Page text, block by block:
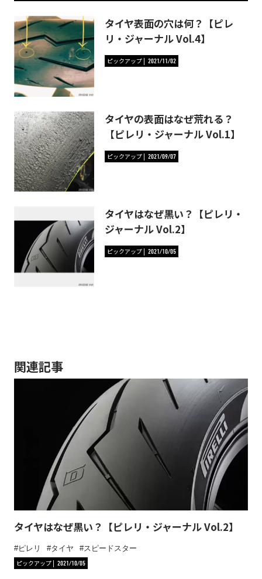
タイヤ表面の穴は何？【ピレ
リ・ジャーナル Vol.4】
ピックアップ 2021/11/02
タイヤの表面はなぜ荒れる？
【ピレリ・ジャーナル Vol.1】
ピックアップ 2021/09/07
タイヤはなぜ黒い？【ピレリ・
ジャーナル Vol.2】
ピックアップ 2021/10/05
関連記事
タイヤはなぜ黒い？【ピレリ・ジャーナル Vol.2】
ピレリ タイヤ
スピードスター
ピックアップ
2021/10/05